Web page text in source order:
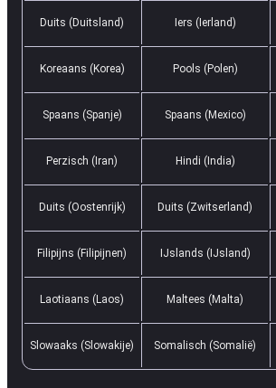
Duits (Duitsland) Iers (Ierland)
Koreaans (Korea) Pools (Polen)
Spaans (Spanje) Spaans (Mexico)
Perzisch (Iran) Hindi (India)
Duits (Oostenrijk) Duits (Zwitserland)
Filipijns (Filipijnen) IJslands (IJsland)
Laotiaans (Laos) Maltees (Malta)
Slowaaks (Slowakije) Somalisch (Somalië)